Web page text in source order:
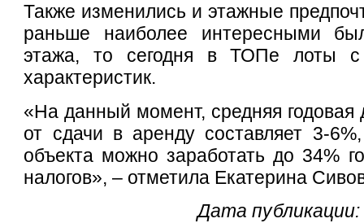
Также изменились и этажные
раньше наиболее интересными
этажа, то сегодня в ТОПе лоты с
характеристик.
«На данный момент, средняя годовая
от сдачи в аренду составляет 3-
объекта можно заработать до 34%
налогов», – отметила Екатерина
Дата публикации: